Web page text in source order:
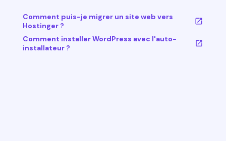
Comment puis-je migrer un site web vers
Hostinger ?
Comment installer WordPress avec l'auto-
installateur ?